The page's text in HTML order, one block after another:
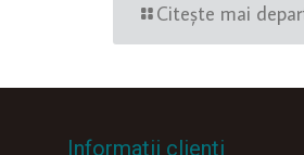
Citește mai
Informatii clienti